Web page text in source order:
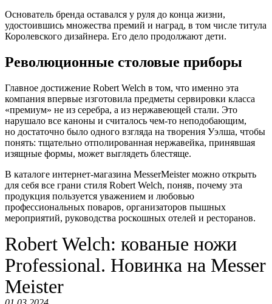
Основатель бренда оставался у руля до конца жизни,
удостоившись множества премий и наград, в том числе титула
Королевского дизайнера. Его дело продолжают дети.
Революционные столовые приборы
Главное достижение Robert Welch в том, что именно эта
компания впервые изготовила предметы сервировки класса
«премиум» не из серебра, а из нержавеющей стали. Это
нарушало все каноны и считалось чем-то неподобающим,
но достаточно было одного взгляда на творения Уэлша, чтобы
понять: тщательно отполированная нержавейка, принявшая
изящные формы, может выглядеть блестяще.
В каталоге интернет-магазина MesserMeister можно открыть
для себя все грани стиля Robert Welch, поняв, почему эта
продукция пользуется уважением и любовью
профессиональных поваров, организаторов пышных
мероприятий, руководства роскошных отелей и ресторанов.
Robert Welch: кованые ножи
Professional. Новинка на Messer
Meister